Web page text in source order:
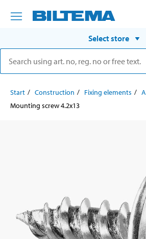
Select store
Start Construction Fixing elements
Mounting screw 4.2x13